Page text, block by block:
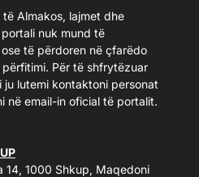
Almakos, lajmet dhe
nuk mund të
të përdoren në çfarëdo
Për të shfrytëzuar
lutemi kontaktoni personat
në email-in oficial të portalit.
14, 1000 Shkup, Maqedoni